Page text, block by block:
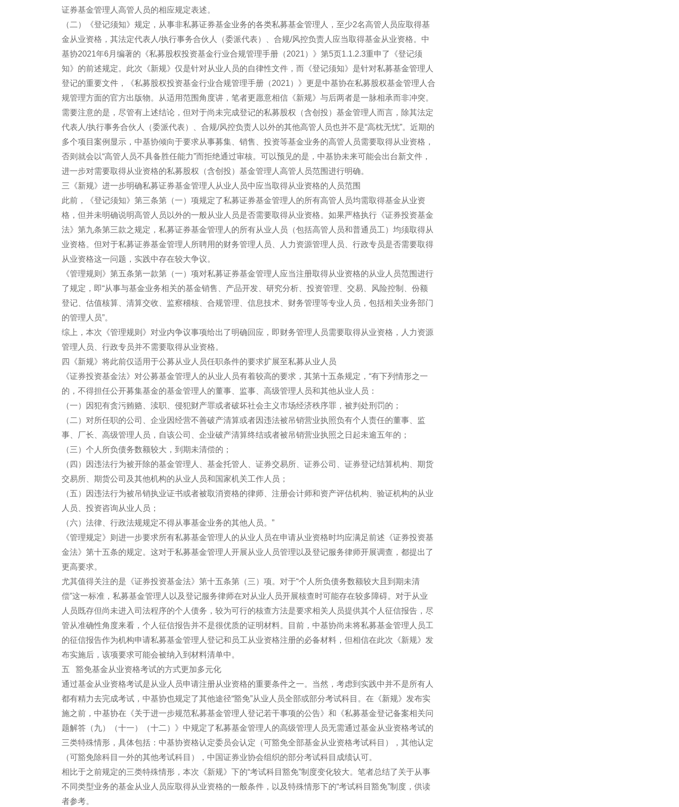
证券基金管理人高管人员的相应规定表述。
（二）《登记须知》规定，从事非私募证券基金业务的各类私募基金管理人，至少2名高管人员应取得基
金从业资格，其法定代表人/执行事务合伙人（委派代表）、合规/风控负责人应当取得基金从业资格。中
基协2021年6月编著的《私募股权投资基金行业合规管理手册（2021）》第5页1.1.2.3重申了《登记须
知》的前述规定。此次《新规》仅是针对从业人员的自律性文件，而《登记须知》是针对私募基金管理人
登记的重要文件，《私募股权投资基金行业合规管理手册（2021）》更是中基协在私募股权基金管理人合
规管理方面的官方出版物。从适用范围角度讲，笔者更愿意相信《新规》与后两者是一脉相承而非冲突。
需要注意的是，尽管有上述结论，但对于尚未完成登记的私募股权（含创投）基金管理人而言，除其法定
代表人/执行事务合伙人（委派代表）、合规/风控负责人以外的其他高管人员也并不是“高枕无忧”。近期的
多个项目案例显示，中基协倾向于要求从事募集、销售、投资等基金业务的高管人员需要取得从业资格，
否则就会以“高管人员不具备胜任能力”而拒绝通过审核。可以预见的是，中基协未来可能会出台新文件，
进一步对需要取得从业资格的私募股权（含创投）基金管理人高管人员范围进行明确。
三《新规》进一步明确私募证券基金管理人从业人员中应当取得从业资格的人员范围
此前，《登记须知》第三条第（一）项规定了私募证券基金管理人的所有高管人员均需取得基金从业资
格，但并未明确说明高管人员以外的一般从业人员是否需要取得从业资格。如果严格执行《证券投资基金
法》第九条第三款之规定，私募证券基金管理人的所有从业人员（包括高管人员和普通员工）均须取得从
业资格。但对于私募证券基金管理人所聘用的财务管理人员、人力资源管理人员、行政专员是否需要取得
从业资格这一问题，实践中存在较大争议。
《管理规则》第五条第一款第（一）项对私募证券基金管理人应当注册取得从业资格的从业人员范围进行
了规定，即“从事与基金业务相关的基金销售、产品开发、研究分析、投资管理、交易、风险控制、份额
登记、估值核算、清算交收、监察稽核、合规管理、信息技术、财务管理等专业人员，包括相关业务部门
的管理人员”。
综上，本次《管理规则》对业内争议事项给出了明确回应，即财务管理人员需要取得从业资格，人力资源
管理人员、行政专员并不需要取得从业资格。
四《新规》将此前仅适用于公募从业人员任职条件的要求扩展至私募从业人员
《证券投资基金法》对公募基金管理人的从业人员有着较高的要求，其第十五条规定，“有下列情形之一
的，不得担任公开募集基金的基金管理人的董事、监事、高级管理人员和其他从业人员：
（一）因犯有贪污贿赂、渎职、侵犯财产罪或者破坏社会主义市场经济秩序罪，被判处刑罚的；
（二）对所任职的公司、企业因经营不善破产清算或者因违法被吊销营业执照负有个人责任的董事、监
事、厂长、高级管理人员，自该公司、企业破产清算终结或者被吊销营业执照之日起未逾五年的；
（三）个人所负债务数额较大，到期未清偿的；
（四）因违法行为被开除的基金管理人、基金托管人、证券交易所、证券公司、证券登记结算机构、期货
交易所、期货公司及其他机构的从业人员和国家机关工作人员；
（五）因违法行为被吊销执业证书或者被取消资格的律师、注册会计师和资产评估机构、验证机构的从业
人员、投资咨询从业人员；
（六）法律、行政法规规定不得从事基金业务的其他人员。”
《管理规定》则进一步要求所有私募基金管理人的从业人员在申请从业资格时均应满足前述《证券投资基
金法》第十五条的规定。这对于私募基金管理人开展从业人员管理以及登记服务律师开展调查，都提出了
更高要求。
尤其值得关注的是《证券投资基金法》第十五条第（三）项。对于“个人所负债务数额较大且到期未清
偿”这一标准，私募基金管理人以及登记服务律师在对从业人员开展核查时可能存在较多障碍。对于从业
人员既存但尚未进入司法程序的个人债务，较为可行的核查方法是要求相关人员提供其个人征信报告，尽
管从准确性角度来看，个人征信报告并不是很优质的证明材料。目前，中基协尚未将私募基金管理人员工
的征信报告作为机构申请私募基金管理人登记和员工从业资格注册的必备材料，但相信在此次《新规》发
布实施后，该项要求可能会被纳入到材料清单中。
五 豁免基金从业资格考试的方式更加多元化
通过基金从业资格考试是从业人员申请注册从业资格的重要条件之一。当然，考虑到实践中并不是所有人
都有精力去完成考试，中基协也规定了其他途径“豁免”从业人员全部或部分考试科目。在《新规》发布实
施之前，中基协在《关于进一步规范私募基金管理人登记若干事项的公告》和《私募基金登记备案相关问
题解答（九）（十一）（十二）》中规定了私募基金管理人的高级管理人员无需通过基金从业资格考试的
三类特殊情形，具体包括：中基协资格认定委员会认定（可豁免全部基金从业资格考试科目），其他认定
（可豁免除科目一外的其他考试科目），中国证券业协会组织的部分考试科目成绩认可。
相比于之前规定的三类特殊情形，本次《新规》下的“考试科目豁免”制度变化较大。笔者总结了关于从事
不同类型业务的基金从业人员应取得从业资格的一般条件，以及特殊情形下的“考试科目豁免”制度，供读
者参考。